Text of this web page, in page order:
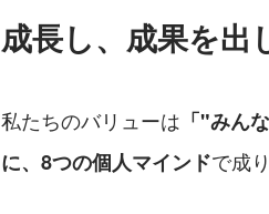
成長し、成果を出
私たちのバリューは 「"みん
に、8つの個人マインドで成